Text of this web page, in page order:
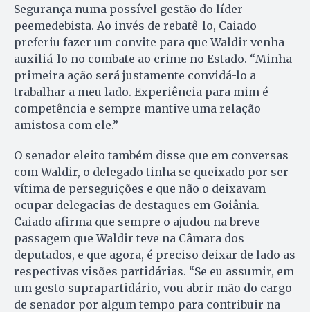
Segurança numa possível gestão do líder
peemedebista. Ao invés de rebatê-lo, Caiado
preferiu fazer um convite para que Waldir venha
auxiliá-lo no combate ao crime no Estado. “Minha
primeira ação será justamente convidá-lo a
trabalhar a meu lado. Experiência para mim é
competência e sempre mantive uma relação
amistosa com ele.”
O senador eleito também disse que em conversas
com Waldir, o delegado tinha se queixado por ser
vítima de perseguições e que não o deixavam
ocupar delegacias de destaques em Goiânia.
Caiado afirma que sempre o ajudou na breve
passagem que Waldir teve na Câmara dos
deputados, e que agora, é preciso deixar de lado as
respectivas visões partidárias. “Se eu assumir, em
um gesto suprapartidário, vou abrir mão do cargo
de senador por algum tempo para contribuir na